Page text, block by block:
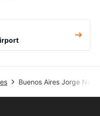
Buenos Aires Jorge